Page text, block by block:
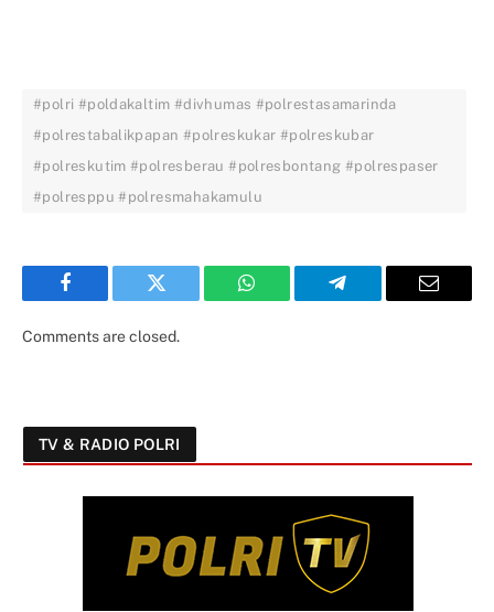
#polri #poldakaltim #divhumas #polrestasamarinda
#polrestabalikpapan #polreskukar #polreskubar
#polreskutim #polresberau #polresbontang #polrespaser
#polresppu #polresmahakamulu
Facebook Twitter WhatsApp Telegram Email
Comments are closed.
TV & RADIO POLRI